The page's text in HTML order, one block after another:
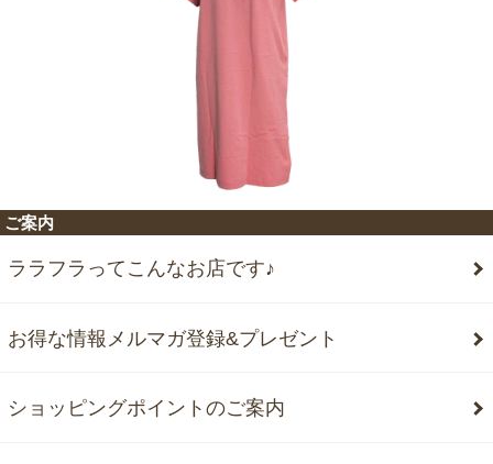
ご案内
ララフラってこんなお店です♪
お得な情報メルマガ登録&プレゼント
ショッピングポイントのご案内